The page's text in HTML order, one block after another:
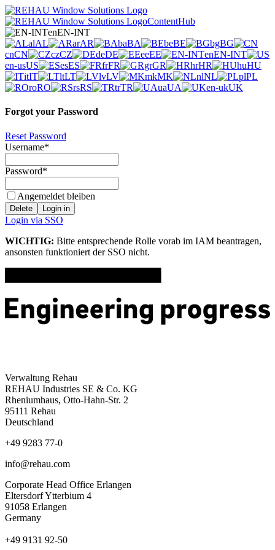
enEN-INT
alAL arAR baBA beBE bgBG
cnCN czCZ deDE eeEE enEN-INT
en-usUS esES frFR grGR hrHR huHU
itIT ltLT lvLV mkMK nlNL plPL
roRO rsRS trTR uaUA en-ukUK
Forgot your Password
Reset Password
Username*
Password*
Angemeldet bleiben
Delete Login in
Login via SSO
WICHTIG: Bitte entsprechende Rolle vorab im IAM beantragen,
ansonsten funktioniert der SSO nicht.
Verwaltung Rehau
REHAU Industries SE & Co. KG
Rheniumhaus, Otto-Hahn-Str. 2
95111 Rehau
Deutschland
+49 9283 77-0
info@rehau.com
Corporate Head Office Erlangen
Eltersdorf Ytterbium 4
91058 Erlangen
Germany
+49 9131 92-50